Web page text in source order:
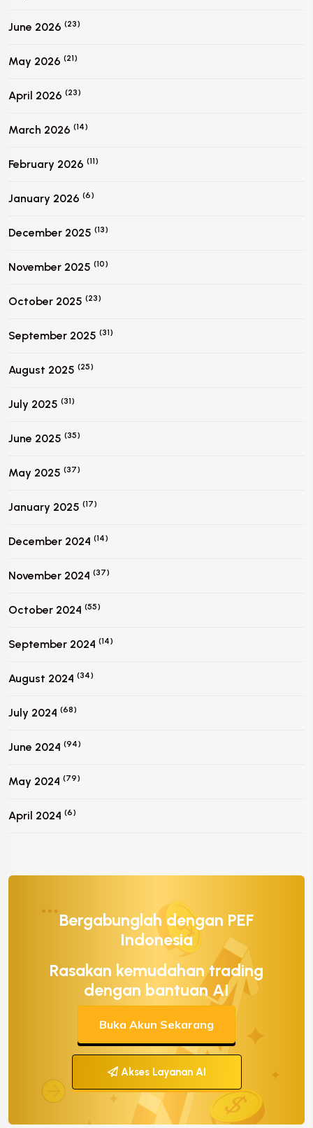
June 2026 (23)
May 2026 (21)
April 2026 (23)
March 2026 (14)
February 2026 (11)
January 2026 (6)
December 2025 (13)
November 2025 (10)
October 2025 (23)
September 2025 (31)
August 2025 (25)
July 2025 (31)
June 2025 (35)
May 2025 (37)
January 2025 (17)
December 2024 (14)
November 2024 (37)
October 2024 (55)
September 2024 (14)
August 2024 (34)
July 2024 (68)
June 2024 (94)
May 2024 (79)
April 2024 (6)
Bergabunglah dengan PEF
Indonesia
Rasakan kemudahan trading
dengan bantuan AI
Buka Akun Sekarang
Akses Layanan AI